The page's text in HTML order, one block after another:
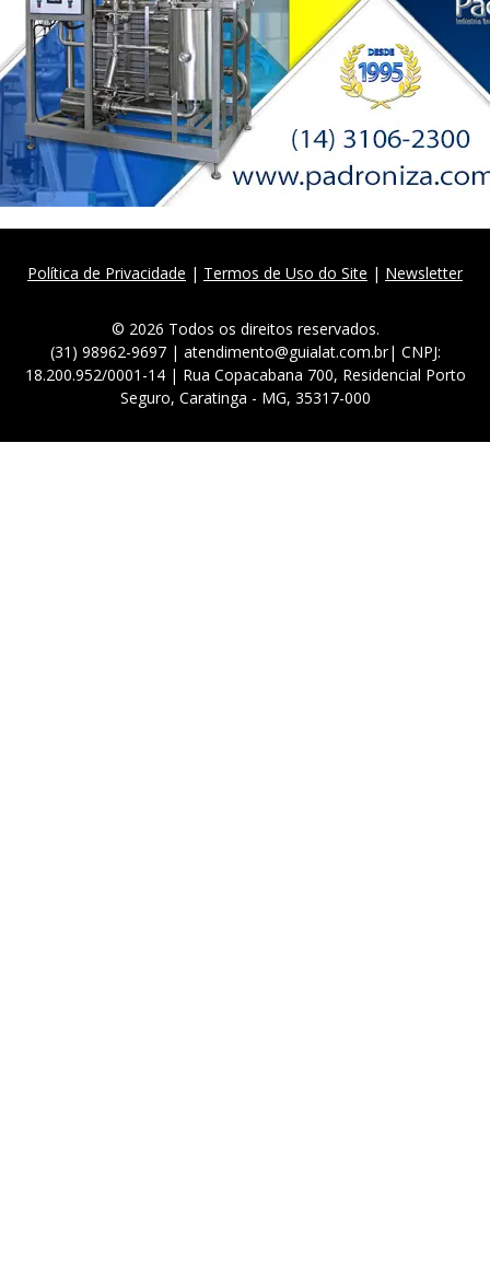
Política de Privacidade | Termos de Uso do Site | Newsletter
© 2026 Todos os direitos reservados.
(31) 98962-9697 | atendimento@guialat.com.br| CNPJ:
18.200.952/0001-14 | Rua Copacabana 700, Residencial Porto
Seguro, Caratinga - MG, 35317-000